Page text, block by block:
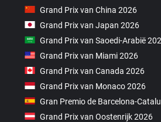
Grand Prix van China 2026
Grand Prix van Japan 2026
Grand Prix van Saoedi-Arabië
Grand Prix van Miami 2026
Grand Prix van Canada 2026
Grand Prix van Monaco 2026
Gran Premio de Barcelona-
Grand Prix van Oostenrijk 2026